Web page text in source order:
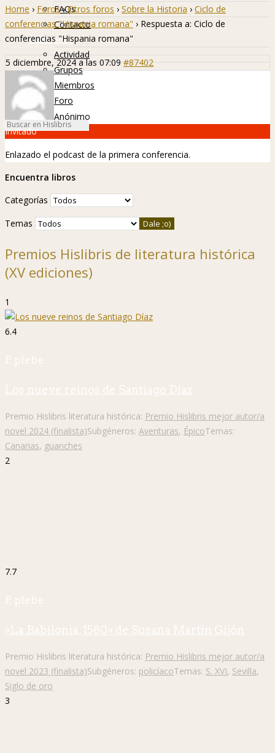
FAQs
Contacto
Hislibreños
Actividad
Grupos
Miembros
Foro
Home › Foros › Otros foros › Sobre la Historia › Ciclo de
conferencias "Hispania romana" › Respuesta a: Ciclo de
conferencias "Hispania romana"
5 diciembre, 2024 a las 07:09 #87402
Anónimo
Invitado
Enlazado el podcast de la primera conferencia.
Encuentra libros
Categorías
Temas
Premios Hislibris de literatura histórica
(XV ediciones)
1
6.4
P. plebe
Los nueve reinos de Santiago Díaz
Premio Hislibris literatura histórica: Premio Hislibris mejor autor/a
novel 2024 (finalista)Subgéneros: Aventuras, ÉpicoTemas:
Canarias, guanches
2
7.7
P. plebe
«La Babilonia, 1580» de Susana Martín Gijón
Premio Hislibris literatura histórica: Premio Hislibris mejor autor/a
novel 2023 (finalista)Subgéneros: policíacoTemas: S. XVI, Sevilla,
Siglo de oro
3